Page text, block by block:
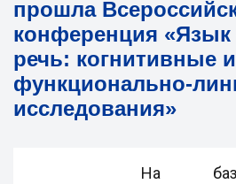
прошла
конференция «Язык
речь: когнитивные и
функционально-
исследования»
На